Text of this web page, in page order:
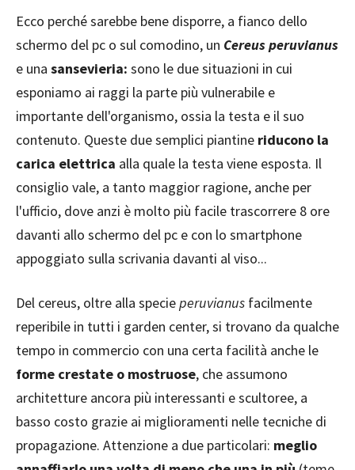
Ecco perché sarebbe bene disporre, a fianco dello
schermo del pc o sul comodino, un Cereus peruvianus
e una sansevieria: sono le due situazioni in cui
esponiamo ai raggi la parte più vulnerabile e
importante dell'organismo, ossia la testa e il suo
contenuto. Queste due semplici piantine riducono la
carica elettrica alla quale la testa viene esposta. Il
consiglio vale, a tanto maggior ragione, anche per
l'ufficio, dove anzi è molto più facile trascorrere 8 ore
davanti allo schermo del pc e con lo smartphone
appoggiato sulla scrivania davanti al viso...
Del cereus, oltre alla specieperuvianus facilmente
reperibile in tutti i garden center, si trovano da qualche
tempo in commercio con una certa facilità anche le
forme crestate o mostruose, che assumono
architetture ancora più interessanti e scultoree, a
basso costo grazie ai miglioramenti nelle tecniche di
propagazione. Attenzione a due particolari: meglio